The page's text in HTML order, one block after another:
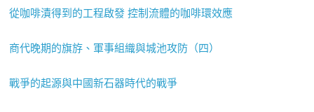
從咖啡漬得到的工程啟發 控制流體的咖啡環效應
商代晚期的旗斿、軍事組織與城池攻防（四）
戰爭的起源與中國新石器時代的戰爭